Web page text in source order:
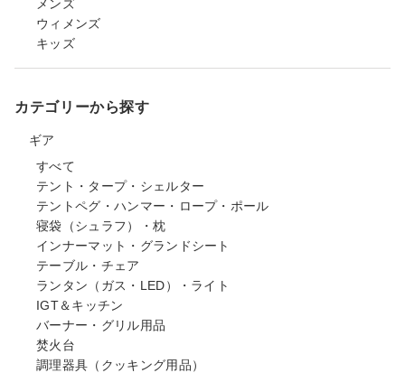
メンズ
ウィメンズ
キッズ
カテゴリーから探す
ギア
すべて
テント・タープ・シェルター
テントペグ・ハンマー・ロープ・ポール
寝袋（シュラフ）・枕
インナーマット・グランドシート
テーブル・チェア
ランタン（ガス・LED）・ライト
IGT＆キッチン
バーナー・グリル用品
焚火台
調理器具（クッキング用品）